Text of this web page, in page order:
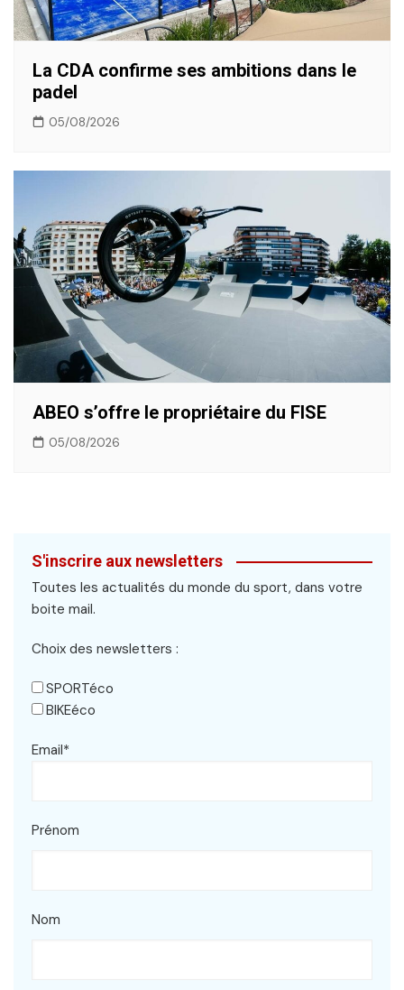
La CDA confirme ses ambitions dans le
padel
05/08/2026
ABEO s’offre le propriétaire du FISE
05/08/2026
S'inscrire aux newsletters
Toutes les actualités du monde du sport, dans votre
boite mail.
Choix des newsletters :
SPORTéco
BIKEéco
Email*
Prénom
Nom